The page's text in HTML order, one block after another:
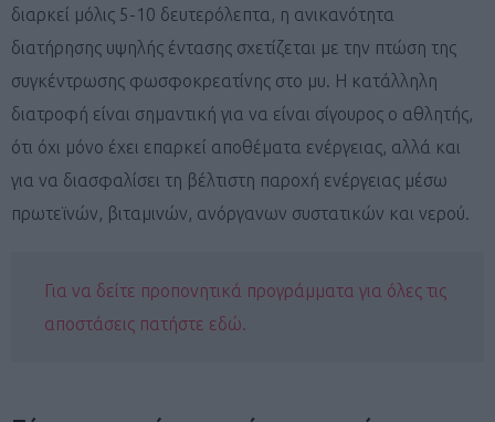
διαρκεί μόλις 5-10 δευτερόλεπτα, η ανικανότητα
διατήρησης υψηλής έντασης σχετίζεται με την πτώση της
συγκέντρωσης φωσφοκρεατίνης στο μυ. Η κατάλληλη
διατροφή είναι σημαντική για να είναι σίγουρος ο αθλητής,
ότι όχι μόνο έχει επαρκεί αποθέματα ενέργειας, αλλά και
για να διασφαλίσει τη βέλτιστη παροχή ενέργειας μέσω
πρωτεϊνών, βιταμινών, ανόργανων συστατικών και νερού.
Για να δείτε προπονητικά προγράμματα για όλες τις
αποστάσεις πατήστε εδώ.